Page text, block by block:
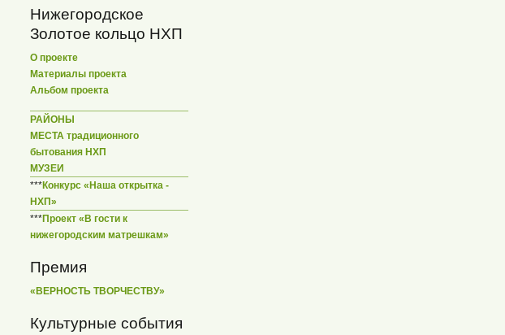
Нижегородское
Золотое кольцо НХП
О проекте
Материалы проекта
Альбом проекта
РАЙОНЫ
МЕСТА традиционного
бытования НХП
МУЗЕИ
***Конкурс «Наша открытка -
НХП»
***Проект «В гости к
нижегородским матрешкам»
Премия
«ВЕРНОСТЬ ТВОРЧЕСТВУ»
Культурные события